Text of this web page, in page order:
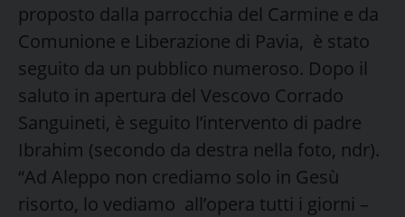
proposto dalla parrocchia del Carmine e da
Comunione e Liberazione di Pavia, è stato
seguito da un pubblico numeroso. Dopo il
saluto in apertura del Vescovo Corrado
Sanguineti, è seguito l’intervento di padre
Ibrahim (secondo da destra nella foto, ndr).
“Ad Aleppo non crediamo solo in Gesù
risorto, lo vediamo all’opera tutti i giorni –